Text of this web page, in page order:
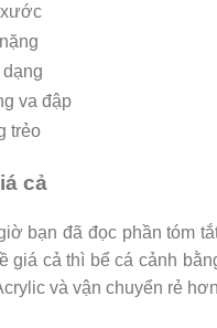
dạng
va đập
trẻo
cả
bạn đã đọc phần tóm
giá cả thì bể cá cảnh
và vận chuyển rẻ